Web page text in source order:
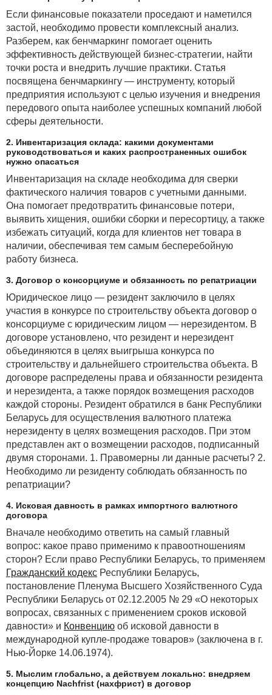
Если финансовые показатели проседают и наметился
застой, необходимо провести комплексный анализ.
Разберем, как бенчмаркинг помогает оценить
эффективность действующей бизнес-стратегии, найти
точки роста и внедрить лучшие практики. Статья
посвящена бенчмаркингу — инструменту, который
предприятия используют с целью изучения и внедрения
передового опыта наиболее успешных компаний любой
сферы деятельности.
2. Инвентаризация склада: какими документами
руководствоваться и каких распространенных ошибок
нужно опасаться
Инвентаризация на складе необходима для сверки
фактического наличия товаров с учетными данными.
Она помогает предотвратить финансовые потери,
выявить хищения, ошибки сборки и пересортицу, а также
избежать ситуаций, когда для клиентов нет товара в
наличии, обеспечивая тем самым бесперебойную
работу бизнеса.
3. Договор о консорциуме и обязанность по репатриации
Юридическое лицо — резидент заключило в целях
участия в конкурсе по строительству объекта договор о
консорциуме с юридическим лицом — нерезидентом. В
договоре установлено, что резидент и нерезидент
объединяются в целях выигрыша конкурса по
строительству и дальнейшего строительства объекта. В
договоре распределены права и обязанности резидента
и нерезидента, а также порядок возмещения расходов
каждой стороны. Резидент обратился в банк Республики
Беларусь для осуществления валютного платежа
нерезиденту в целях возмещения расходов. При этом
представлен акт о возмещении расходов, подписанный
двумя сторонами. 1. Правомерны ли данные расчеты? 2.
Необходимо ли резиденту соблюдать обязанность по
репатриации?
4. Исковая давность в рамках импортного валютного
договора
Вначале необходимо ответить на самый главный
вопрос: какое право применимо к правоотношениям
сторон? Если право Республики Беларусь, то применяем
Гражданский кодекс Республики Беларусь,
постановление Пленума Высшего Хозяйственного Суда
Республики Беларусь от 02.12.2005 № 29 «О некоторых
вопросах, связанных с применением сроков исковой
давности» и Конвенцию об исковой давности в
международной купле-продаже товаров» (заключена в г.
Нью-Йорке 14.06.1974).
5. Мыслим глобально, а действуем локально: внедряем
концепцию Nachfrist (нахфрист) в договор